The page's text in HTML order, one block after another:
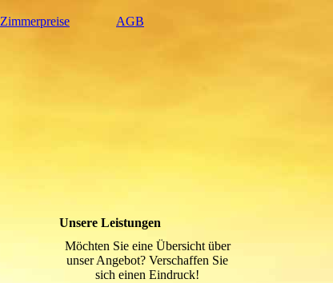
Zimmerpreise AGB
Unsere Leistungen
Möchten Sie eine Übersicht über
unser Angebot? Verschaffen Sie
sich einen Eindruck!